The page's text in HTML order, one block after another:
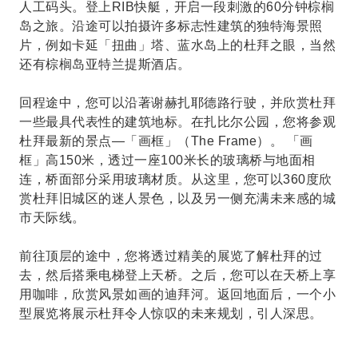
人工码头。登上RIB快艇，开启一段刺激的60分钟棕榈
岛之旅。沿途可以拍摄许多标志性建筑的独特海景照
片，例如卡延「扭曲」塔、蓝水岛上的杜拜之眼，当然
还有棕榈岛亚特兰提斯酒店。
回程途中，您可以沿著谢赫扎耶德路行驶，并欣赏杜拜
一些最具代表性的建筑地标。在扎比尔公园，您将参观
杜拜最新的景点—「画框」（The Frame）。 「画
框」高150米，透过一座100米长的玻璃桥与地面相
连，桥面部分采用玻璃材质。从这里，您可以360度欣
赏杜拜旧城区的迷人景色，以及另一侧充满未来感的城
市天际线。
前往顶层的途中，您将透过精美的展览了解杜拜的过
去，然后搭乘电梯登上天桥。之后，您可以在天桥上享
用咖啡，欣赏风景如画的迪拜河。返回地面后，一个小
型展览将展示杜拜令人惊叹的未来规划，引人深思。